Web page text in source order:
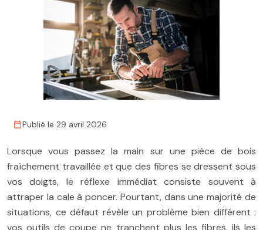
Publié le 29 avril 2026
Lorsque vous passez la main sur une pièce de bois
fraîchement travaillée et que des fibres se dressent sous
vos doigts, le réflexe immédiat consiste souvent à
attraper la cale à poncer. Pourtant, dans une majorité de
situations, ce défaut révèle un problème bien différent :
vos outils de coupe ne tranchent plus les fibres, ils les